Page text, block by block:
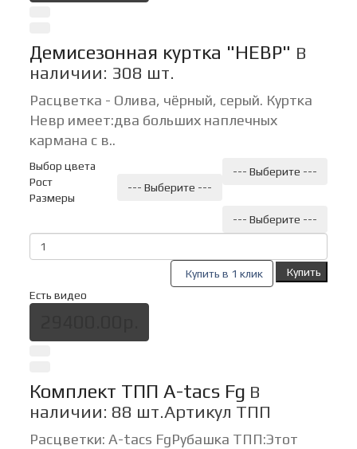
Демисезонная куртка "НЕВР" В
наличии: 308 шт.
Расцветка - Олива, чёрный, серый. Куртка
Невр имеет:два больших наплечных
кармана с в..
Выбор цвета
--- Выберите ---
Рост
--- Выберите ---
Размеры
--- Выберите ---
Купить в 1 клик
Купить
Есть видео
Комплект ТПП A-tacs Fg В
наличии: 88 шт.Артикул ТПП
Расцветки: A-tacs FgРубашка ТПП:Этот